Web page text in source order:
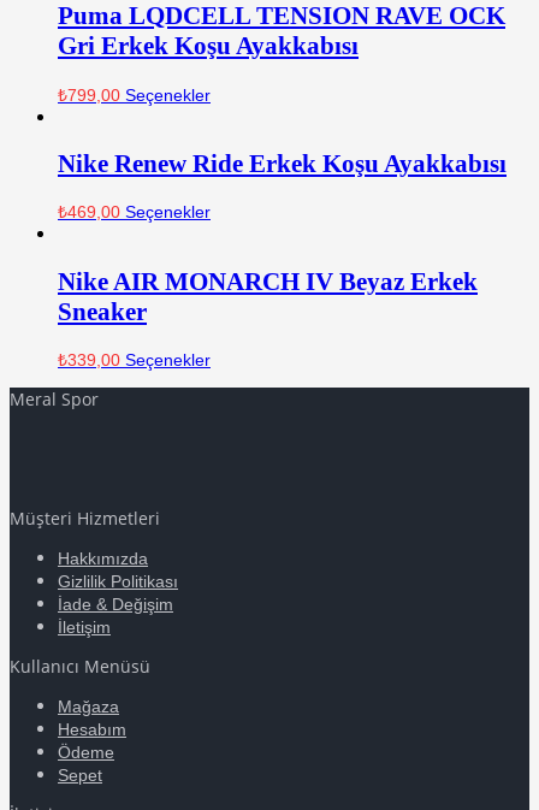
Puma LQDCELL TENSION RAVE OCK
Gri Erkek Koşu Ayakkabısı
₺799,00 Seçenekler
Nike Renew Ride Erkek Koşu Ayakkabısı
₺469,00 Seçenekler
Nike AIR MONARCH IV Beyaz Erkek
Sneaker
₺339,00 Seçenekler
Meral Spor
Müşteri Hizmetleri
Hakkımızda
Gizlilik Politikası
İade & Değişim
İletişim
Kullanıcı Menüsü
Mağaza
Hesabım
Ödeme
Sepet